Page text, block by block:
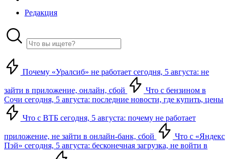
Редакция
Почему «Уралсиб» не работает сегодня, 5 августа: не
зайти в приложение, онлайн, сбой
Что с бензином в
Сочи сегодня, 5 августа: последние новости, где купить, цены
Что с ВТБ сегодня, 5 августа: почему не работает
приложение, не зайти в онлайн-банк, сбой
Что с «Яндекс
Пэй» сегодня, 5 августа: бесконечная загрузка, не войти в